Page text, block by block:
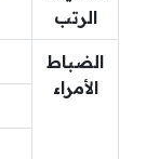
الرتب
الضباط
الأمراء